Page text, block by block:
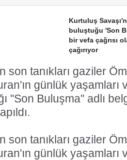
Gölbaşı
İNCEK
Kurtuluş
buluştuğu 'Son
bir vefa çağrısı
çağırıyor
son tanıkları gaziler
günlük yaşamları
''Son Buluşma'' adlı
son tanıkları gaziler
günlük yaşamları